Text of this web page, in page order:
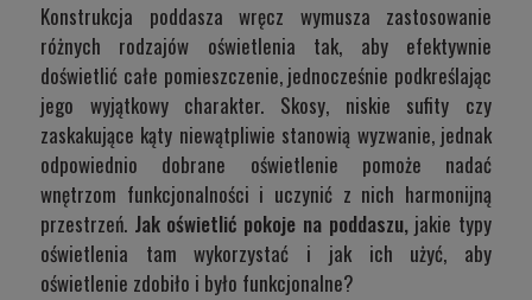
Konstrukcja poddasza wręcz wymusza zastosowanie
różnych rodzajów oświetlenia tak, aby efektywnie
doświetlić całe pomieszczenie, jednocześnie podkreślając
jego wyjątkowy charakter. Skosy, niskie sufity czy
zaskakujące kąty niewątpliwie stanowią wyzwanie, jednak
odpowiednio dobrane oświetlenie pomoże nadać
wnętrzom funkcjonalności i uczynić z nich harmonijną
przestrzeń. Jak oświetlić pokoje na poddaszu, jakie typy
oświetlenia tam wykorzystać i jak ich użyć, aby
oświetlenie zdobiło i było funkcjonalne?